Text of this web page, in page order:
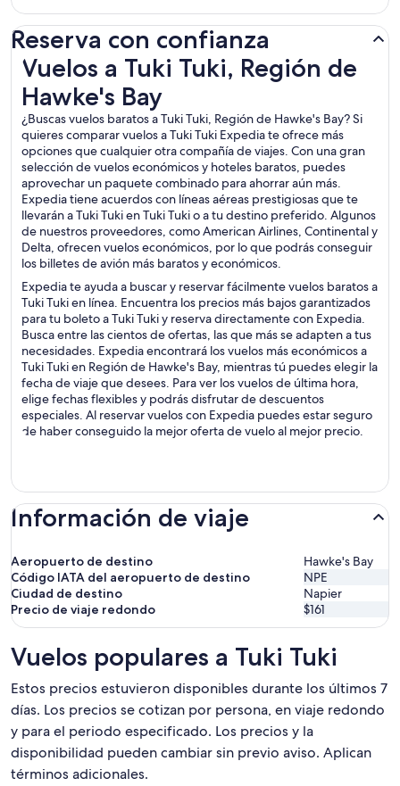
Reserva con confianza
Vuelos a Tuki Tuki, Región de
Hawke's Bay
¿Buscas vuelos baratos a Tuki Tuki, Región de Hawke's Bay? Si
quieres comparar vuelos a Tuki Tuki Expedia te ofrece más
opciones que cualquier otra compañía de viajes. Con una gran
selección de vuelos económicos y hoteles baratos, puedes
aprovechar un paquete combinado para ahorrar aún más.
Expedia tiene acuerdos con líneas aéreas prestigiosas que te
llevarán a Tuki Tuki en Tuki Tuki o a tu destino preferido. Algunos
de nuestros proveedores, como American Airlines, Continental y
Delta, ofrecen vuelos económicos, por lo que podrás conseguir
los billetes de avión más baratos y económicos.
Expedia te ayuda a buscar y reservar fácilmente vuelos baratos a
Tuki Tuki en línea. Encuentra los precios más bajos garantizados
para tu boleto a Tuki Tuki y reserva directamente con Expedia.
Busca entre las cientos de ofertas, las que más se adapten a tus
necesidades. Expedia encontrará los vuelos más económicos a
Tuki Tuki en Región de Hawke's Bay, mientras tú puedes elegir la
fecha de viaje que desees. Para ver los vuelos de última hora,
elige fechas flexibles y podrás disfrutar de descuentos
especiales. Al reservar vuelos con Expedia puedes estar seguro
de haber conseguido la mejor oferta de vuelo al mejor precio.
Vuelos a Tuki Tuki, Región de Hawke's Bay
Información de viaje
Aeropuerto de destino
Hawke's Bay
Código IATA del aeropuerto de destino
NPE
Ciudad de destino
Napier
Precio de viaje redondo
$161
Vuelos populares a Tuki Tuki
Estos precios estuvieron disponibles durante los últimos 7
días. Los precios se cotizan por persona, en viaje redondo
y para el periodo especificado. Los precios y la
disponibilidad pueden cambiar sin previo aviso. Aplican
términos adicionales.